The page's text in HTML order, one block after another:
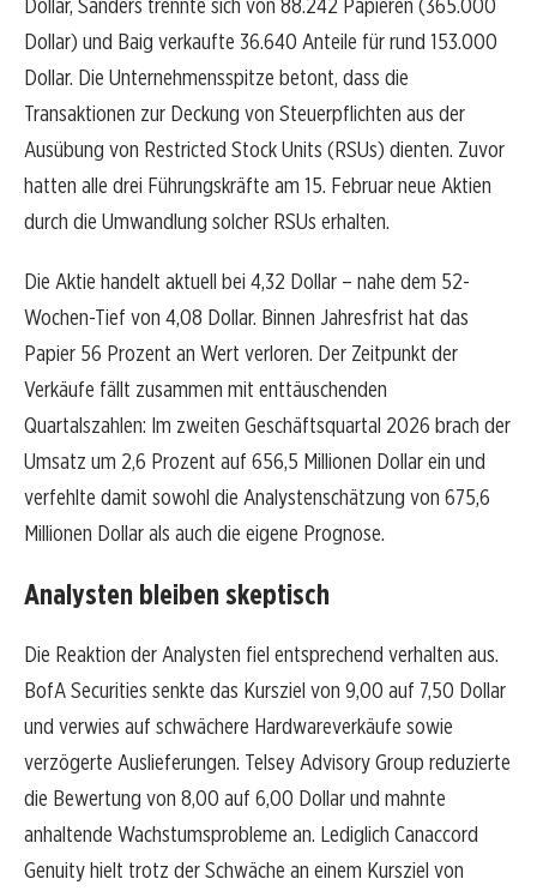
Dollar, Sanders trennte sich von 88.242 Papieren (365.000
Dollar) und Baig verkaufte 36.640 Anteile für rund 153.000
Dollar. Die Unternehmensspitze betont, dass die
Transaktionen zur Deckung von Steuerpflichten aus der
Ausübung von Restricted Stock Units (RSUs) dienten. Zuvor
hatten alle drei Führungskräfte am 15. Februar neue Aktien
durch die Umwandlung solcher RSUs erhalten.
Die Aktie handelt aktuell bei 4,32 Dollar – nahe dem 52-
Wochen-Tief von 4,08 Dollar. Binnen Jahresfrist hat das
Papier 56 Prozent an Wert verloren. Der Zeitpunkt der
Verkäufe fällt zusammen mit enttäuschenden
Quartalszahlen: Im zweiten Geschäftsquartal 2026 brach der
Umsatz um 2,6 Prozent auf 656,5 Millionen Dollar ein und
verfehlte damit sowohl die Analystenschätzung von 675,6
Millionen Dollar als auch die eigene Prognose.
Analysten bleiben skeptisch
Die Reaktion der Analysten fiel entsprechend verhalten aus.
BofA Securities senkte das Kursziel von 9,00 auf 7,50 Dollar
und verwies auf schwächere Hardwareverkäufe sowie
verzögerte Auslieferungen. Telsey Advisory Group reduzierte
die Bewertung von 8,00 auf 6,00 Dollar und mahnte
anhaltende Wachstumsprobleme an. Lediglich Canaccord
Genuity hielt trotz der Schwäche an einem Kursziel von